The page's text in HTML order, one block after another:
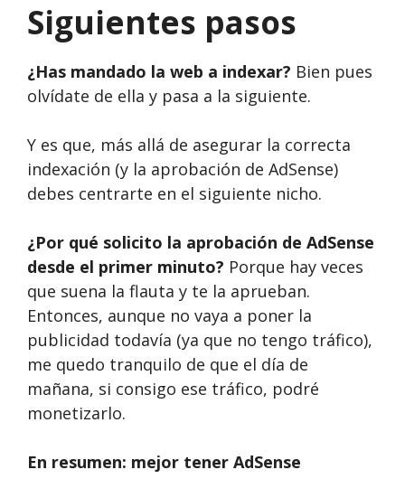
Siguientes pasos
¿Has mandado la web a indexar? Bien pues
olvídate de ella y pasa a la siguiente.
Y es que, más allá de asegurar la correcta
indexación (y la aprobación de AdSense)
debes centrarte en el siguiente nicho.
¿Por qué solicito la aprobación de AdSense
desde el primer minuto? Porque hay veces
que suena la flauta y te la aprueban.
Entonces, aunque no vaya a poner la
publicidad todavía (ya que no tengo tráfico),
me quedo tranquilo de que el día de
mañana, si consigo ese tráfico, podré
monetizarlo.
En resumen: mejor tener AdSense